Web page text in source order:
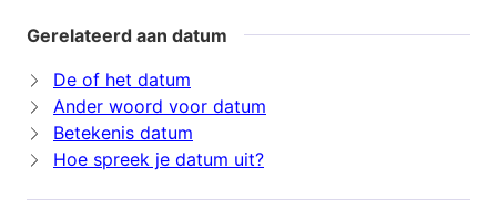
Gerelateerd aan datum
De of het datum
Ander woord voor datum
Betekenis datum
Hoe spreek je datum uit?